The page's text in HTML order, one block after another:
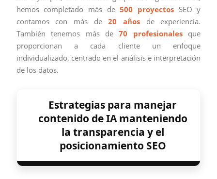
hemos completado más de500 proyectos SEO y
contamos con más de20 años de experiencia.
También tenemos más de70 profesionalesque
proporcionan a cada cliente un enfoque
individualizado, centrado en el análisis e interpretación
de los datos.
Estrategias para manejar
contenido de IA manteniendo
la transparencia y el
posicionamiento SEO